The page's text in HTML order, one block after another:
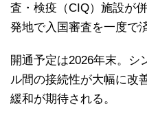
査・検疫（CIQ）施設が
発地で入国審査を一度で
開通予定は2026年末。シ
ル間の接続性が大幅に改
緩和が期待される。